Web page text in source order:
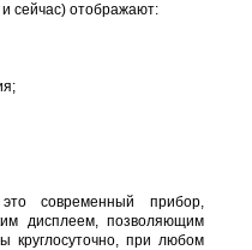
сейчас) отображают:
современный прибор,
дисплеем, позволяющим
круглосуточно, при любом